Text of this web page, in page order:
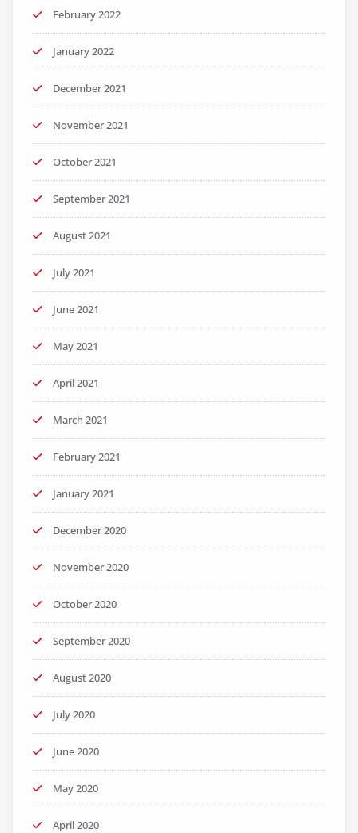
February 2022
January 2022
December 2021
November 2021
October 2021
September 2021
August 2021
July 2021
June 2021
May 2021
April 2021
March 2021
February 2021
January 2021
December 2020
November 2020
October 2020
September 2020
August 2020
July 2020
June 2020
May 2020
April 2020